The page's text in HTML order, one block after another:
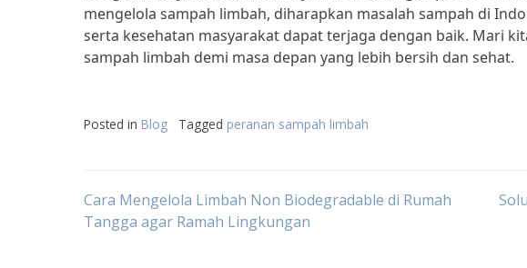
mengelola sampah limbah, diharapkan masalah sampah di
serta kesehatan masyarakat dapat terjaga dengan baik. Mari
sampah limbah demi masa depan yang lebih bersih dan sehat.
Posted in Blog Tagged peranan sampah limbah
Post
Cara Mengelola Limbah Non Biodegradable di Rumah
Tangga agar Ramah Lingkungan